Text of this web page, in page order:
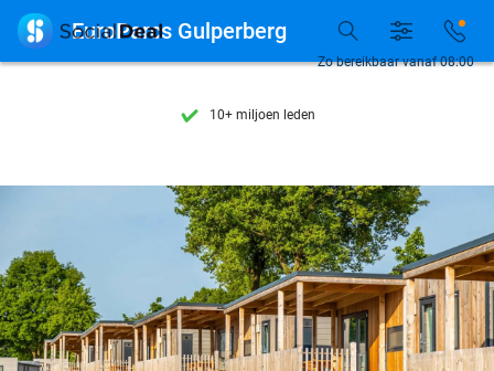
7 dagen per week beschikbaar
7 dagen per week beschikbaar
10+ miljoen leden
Zo bereikbaar vanaf 08:00
 EuroParcs Gulperberg